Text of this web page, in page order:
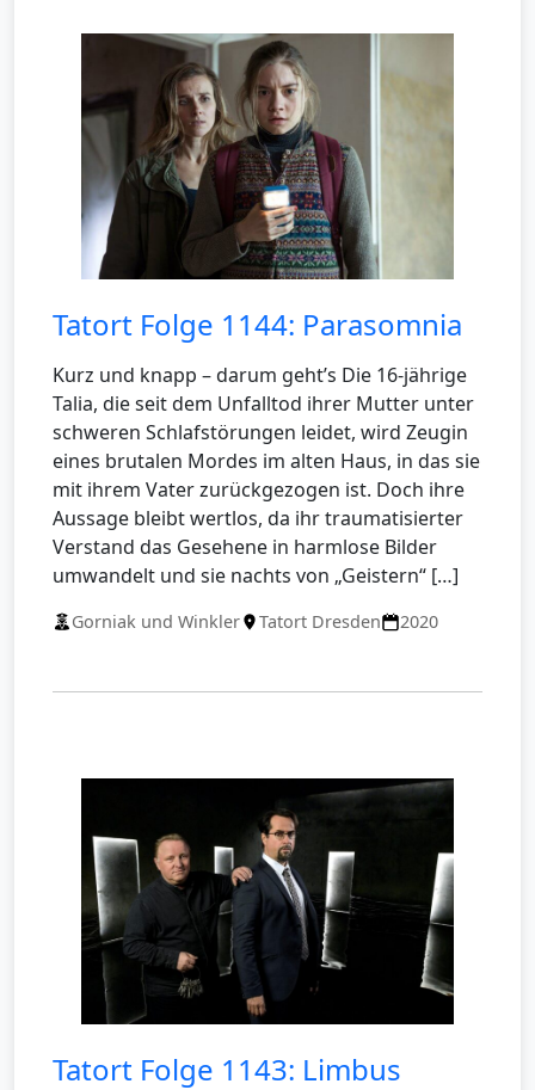
Tatort Folge 1144: Parasomnia
Kurz und knapp – darum geht’s Die 16-jährige
Talia, die seit dem Unfalltod ihrer Mutter unter
schweren Schlafstörungen leidet, wird Zeugin
eines brutalen Mordes im alten Haus, in das sie
mit ihrem Vater zurückgezogen ist. Doch ihre
Aussage bleibt wertlos, da ihr traumatisierter
Verstand das Gesehene in harmlose Bilder
umwandelt und sie nachts von „Geistern“ […]
Gorniak und Winkler Tatort Dresden 2020
Tatort Folge 1143: Limbus